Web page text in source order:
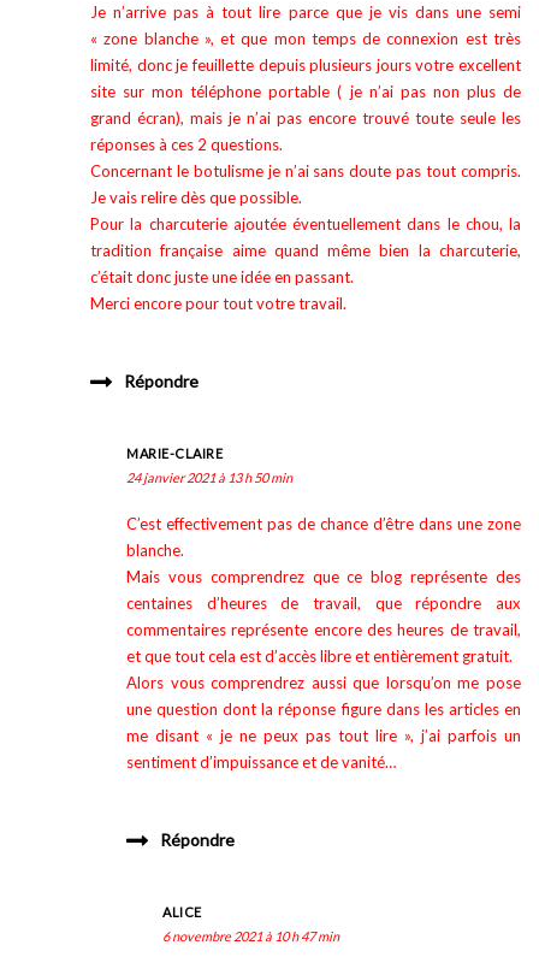
Je n’arrive pas à tout lire parce que je vis dans une semi
« zone blanche », et que mon temps de connexion est très
limité, donc je feuillette depuis plusieurs jours votre excellent
site sur mon téléphone portable ( je n’ai pas non plus de
grand écran), mais je n’ai pas encore trouvé toute seule les
réponses à ces 2 questions.
Concernant le botulisme je n’ai sans doute pas tout compris.
Je vais relire dès que possible.
Pour la charcuterie ajoutée éventuellement dans le chou, la
tradition française aime quand même bien la charcuterie,
c’était donc juste une idée en passant.
Merci encore pour tout votre travail.
Répondre
MARIE-CLAIRE
24 janvier 2021 à 13 h 50 min
C’est effectivement pas de chance d’être dans une zone
blanche.
Mais vous comprendrez que ce blog représente des
centaines d’heures de travail, que répondre aux
commentaires représente encore des heures de travail,
et que tout cela est d’accès libre et entièrement gratuit.
Alors vous comprendrez aussi que lorsqu’on me pose
une question dont la réponse figure dans les articles en
me disant « je ne peux pas tout lire », j’ai parfois un
sentiment d’impuissance et de vanité…
Répondre
ALICE
6 novembre 2021 à 10 h 47 min